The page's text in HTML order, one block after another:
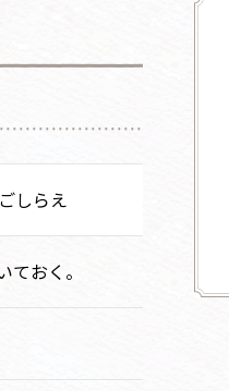
しらえ
ておく。